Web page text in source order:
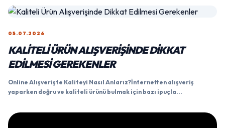
05.07.2026
KALITELI ÜRÜN ALIŞVERIŞINDE DIKKAT
EDILMESI GEREKENLER
Online Alışverişte Kaliteyi Nasıl Anlarız?İnternetten alışveriş
yaparken doğru ve kaliteli ürünü bulmak için bazı ipuçla...